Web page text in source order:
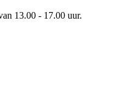
13.00 - 17.00 uur.